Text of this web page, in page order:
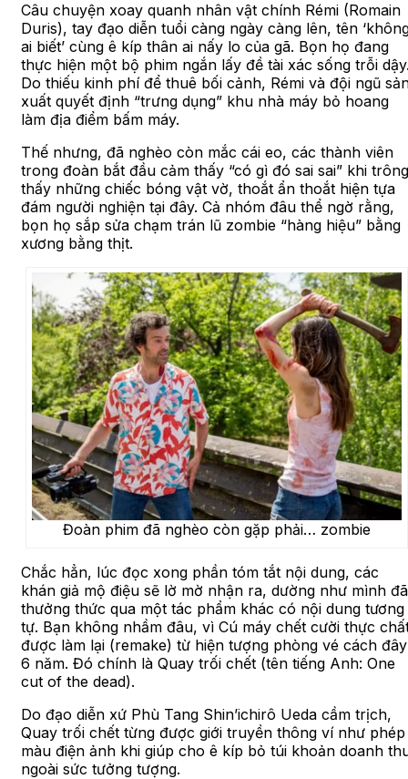
Câu chuyện xoay quanh nhân vật chính Rémi (Romain
Duris), tay đạo diễn tuổi càng ngày càng lên, tên
ai biết’ cùng ê kíp thân ai nấy lo của gã. Bọn họ đang
thực hiện một bộ phim ngắn lấy đề tài xác sống trỗi
Do thiếu kinh phí để thuê bối cảnh, Rémi và đội ngũ
xuất quyết định “trưng dụng” khu nhà máy bỏ hoang
làm địa điểm bấm máy.
Thế nhưng, đã nghèo còn mắc cái eo, các thành viên
trong đoàn bắt đầu cảm thấy “có gì đó sai sai” khi trông
thấy những chiếc bóng vật vờ, thoắt ẩn thoắt hiện tựa
đám người nghiện tại đây. Cả nhóm đâu thể ngờ rằng,
bọn họ sắp sửa chạm trán lũ zombie “hàng hiệu” bằng
xương bằng thịt.
Đoàn phim đã nghèo còn gặp phải… zombie
Chắc hẳn, lúc đọc xong phần tóm tắt nội dung, các
khán giả mộ điệu sẽ lờ mờ nhận ra, dường như mình đã
thưởng thức qua một tác phẩm khác có nội dung tương
tự. Bạn không nhầm đâu, vì Cú máy chết cười thực
được làm lại (remake) từ hiện tượng phòng vé cách đây
6 năm. Đó chính là Quay trối chết (tên tiếng Anh: One
cut of the dead).
Do đạo diễn xứ Phù Tang Shin’ichirô Ueda cầm trịch,
Quay trối chết từng được giới truyền thông ví như phép
màu điện ảnh khi giúp cho ê kíp bỏ túi khoản doanh
ngoài sức tưởng tượng.